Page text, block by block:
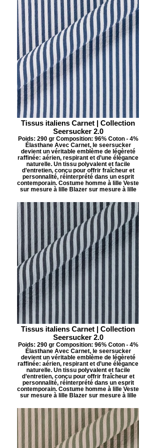
Tissus italiens Carnet | Collection
Seersucker 2.0
Poids: 290 gr Composition: 96% Coton - 4%
Élasthane Avec Carnet, le seersucker
devient un véritable emblème de légèreté
raffinée: aérien, respirant et d’une élégance
naturelle. Un tissu polyvalent et facile
d’entretien, conçu pour offrir fraîcheur et
personnalité, réinterprété dans un esprit
contemporain. Costume homme à lille Veste
sur mesure à lille Blazer sur mesure à lille
Tissus italiens Carnet | Collection
Seersucker 2.0
Poids: 290 gr Composition: 96% Coton - 4%
Élasthane Avec Carnet, le seersucker
devient un véritable emblème de légèreté
raffinée: aérien, respirant et d’une élégance
naturelle. Un tissu polyvalent et facile
d’entretien, conçu pour offrir fraîcheur et
personnalité, réinterprété dans un esprit
contemporain. Costume homme à lille Veste
sur mesure à lille Blazer sur mesure à lille